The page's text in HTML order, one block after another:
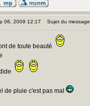
06, 2009 12:17 Sujet du
de toute beauté
de pluie c'est pas mal